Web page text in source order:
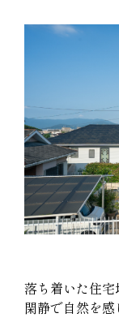
落ち着いた住宅
閑静で自然を感